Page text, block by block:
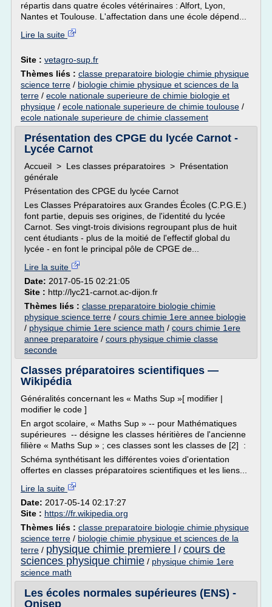
répartis dans quatre écoles vétérinaires : Alfort, Lyon,
Nantes et Toulouse. L'affectation dans une école dépend...
Lire la suite
Site : vetagro-sup.fr
Thèmes liés : classe preparatoire biologie chimie physique
science terre / biologie chimie physique et sciences de la
terre / ecole nationale superieure de chimie biologie et
physique / ecole nationale superieure de chimie toulouse /
ecole nationale superieure de chimie classement
Présentation des CPGE du lycée Carnot -
Lycée Carnot
Accueil > Les classes préparatoires > Présentation
générale
Présentation des CPGE du lycée Carnot
Les Classes Préparatoires aux Grandes Écoles (C.P.G.E.)
font partie, depuis ses origines, de l'identité du lycée
Carnot. Ses vingt-trois divisions regroupant plus de huit
cent étudiants - plus de la moitié de l'effectif global du
lycée - en font le principal pôle de CPGE de...
Lire la suite
Date: 2017-05-15 02:21:05
Site : http://lyc21-carnot.ac-dijon.fr
Thèmes liés : classe preparatoire biologie chimie
physique science terre / cours chimie 1ere annee biologie
/ physique chimie 1ere science math / cours chimie 1ere
annee preparatoire / cours physique chimie classe
seconde
Classes préparatoires scientifiques —
Wikipédia
Généralités concernant les « Maths Sup »[ modifier |
modifier le code ]
En argot scolaire, « Maths Sup » -- pour Mathématiques
supérieures -- désigne les classes héritières de l'ancienne
filière « Maths Sup » ; ces classes sont les classes de [2] :
Schéma synthétisant les différentes voies d'orientation
offertes en classes préparatoires scientifiques et les liens...
Lire la suite
Date: 2017-05-14 02:17:27
Site : https://fr.wikipedia.org
Thèmes liés : classe preparatoire biologie chimie physique
science terre / biologie chimie physique et sciences de la
terre / physique chimie premiere l / cours de
sciences physique chimie / physique chimie 1ere
science math
Les écoles normales supérieures (ENS) -
Onisep